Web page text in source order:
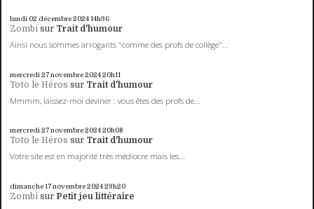
lundi 02 décembre 202414h36
Zombi sur Trait d'humour
Ainsi nous sommes arrogants "comme des profs de collège"...
mercredi 27novembre 202420h11
Toto le Héros sur Trait d'humour
Mmmm, laissez-moi deviner : vous êtes des profs de...
mercredi 27novembre 202420h08
Toto le Héros sur Trait d'humour
Votre site est en majorité très médiocre mais les...
dimanche 17novembre 202423h20
Zombi sur Petit jeu littéraire